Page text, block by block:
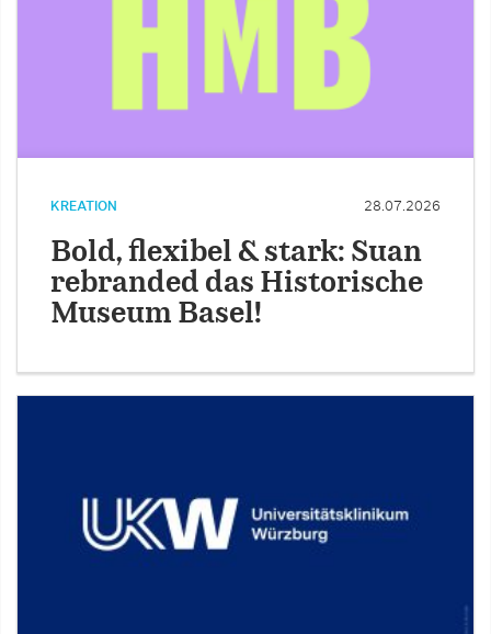
KREATION 28.07.2026
Bold, flexibel & stark: Suan
rebranded das Historische
Museum Basel!